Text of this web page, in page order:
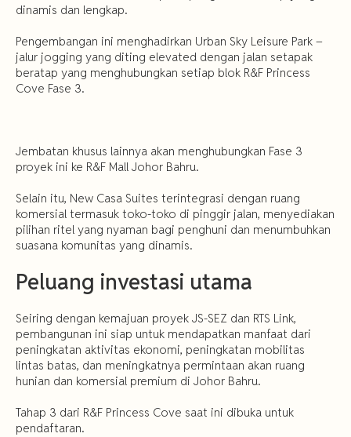
dinamis dan lengkap.
Pengembangan ini menghadirkan Urban Sky Leisure Park –
jalur jogging yang diting elevated dengan jalan setapak
beratap yang menghubungkan setiap blok R&F Princess
Cove Fase 3.
Jembatan khusus lainnya akan menghubungkan Fase 3
proyek ini ke R&F Mall Johor Bahru.
Selain itu, New Casa Suites terintegrasi dengan ruang
komersial termasuk toko-toko di pinggir jalan, menyediakan
pilihan ritel yang nyaman bagi penghuni dan menumbuhkan
suasana komunitas yang dinamis.
Peluang investasi utama
Seiring dengan kemajuan proyek JS-SEZ dan RTS Link,
pembangunan ini siap untuk mendapatkan manfaat dari
peningkatan aktivitas ekonomi, peningkatan mobilitas
lintas batas, dan meningkatnya permintaan akan ruang
hunian dan komersial premium di Johor Bahru.
Tahap 3 dari R&F Princess Cove saat ini dibuka untuk
pendaftaran.